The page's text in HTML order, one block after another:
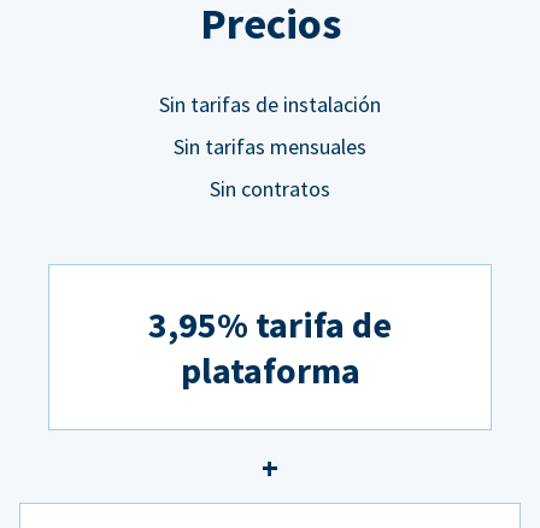
Precios
Sin tarifas de instalación
Sin tarifas mensuales
Sin contratos
3,95% tarifa de
plataforma